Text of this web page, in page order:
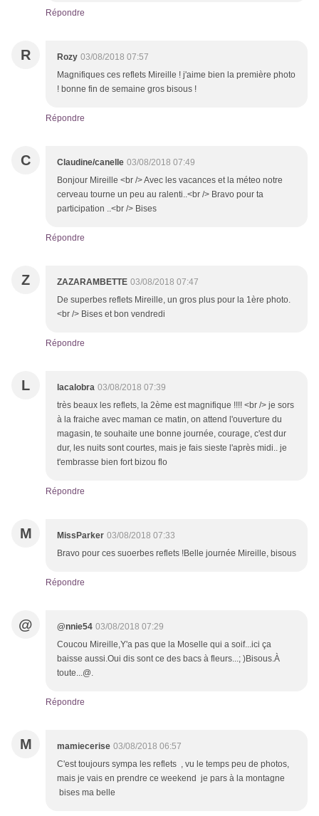
Répondre
R Rozy 03/08/2018 07:57
Magnifiques ces reflets Mireille ! j'aime bien la première photo
! bonne fin de semaine gros bisous !
Répondre
C Claudine/canelle 03/08/2018 07:49
Bonjour Mireille <br /> Avec les vacances et la méteo notre
cerveau tourne un peu au ralenti..<br /> Bravo pour ta
participation ..<br /> Bises
Répondre
Z ZAZARAMBETTE 03/08/2018 07:47
De superbes reflets Mireille, un gros plus pour la 1ère photo.
<br /> Bises et bon vendredi
Répondre
L lacalobra 03/08/2018 07:39
très beaux les reflets, la 2ème est magnifique !!!! <br /> je sors
à la fraiche avec maman ce matin, on attend l'ouverture du
magasin, te souhaite une bonne journée, courage, c'est dur
dur, les nuits sont courtes, mais je fais sieste l'après midi.. je
t'embrasse bien fort bizou flo
Répondre
M MissParker 03/08/2018 07:33
Bravo pour ces suoerbes reflets !Belle journée Mireille, bisous
Répondre
@ @nnie54 03/08/2018 07:29
Coucou Mireille,Y'a pas que la Moselle qui a soif...ici ça
baisse aussi.Oui dis sont ce des bacs à fleurs...; )Bisous.À
toute...@.
Répondre
M mamiecerise 03/08/2018 06:57
C'est toujours sympa les reflets , vu le temps peu de photos,
mais je vais en prendre ce weekend je pars à la montagne
bises ma belle